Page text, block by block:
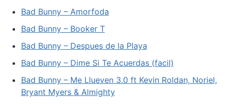
Bad Bunny – Amorfoda
Bad Bunny – Booker T
Bad Bunny – Despues de la Playa
Bad Bunny – Dime Si Te Acuerdas (facil)
Bad Bunny – Me Llueven 3.0 ft Kevin Roldan, Noriel,
Bryant Myers & Almighty